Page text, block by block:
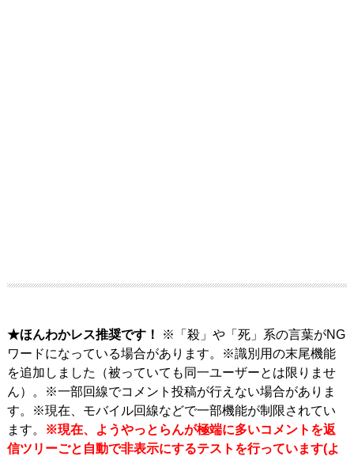
★ほんわかレス推奨です！
※「殺」や「死」系の言葉がNG
ワードになっている場合があります。※識別用の末尾機能
を追加しました（被っていても同一ユーザーとは限りませ
ん）。※一部回線でコメント投稿が行えない場合がありま
す。※現在、モバイル回線などで一部機能が制限されてい
ます。
※現在、ようやっとらんが極端に多いコメントを返
信ツリーごと自動で非表示にするテストを行っています(よ